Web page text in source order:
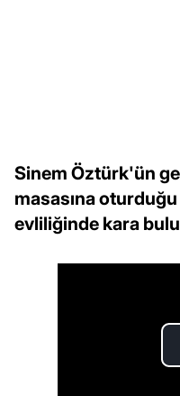
Sinem Öztürk'ün
masasına
evliliğinde kara